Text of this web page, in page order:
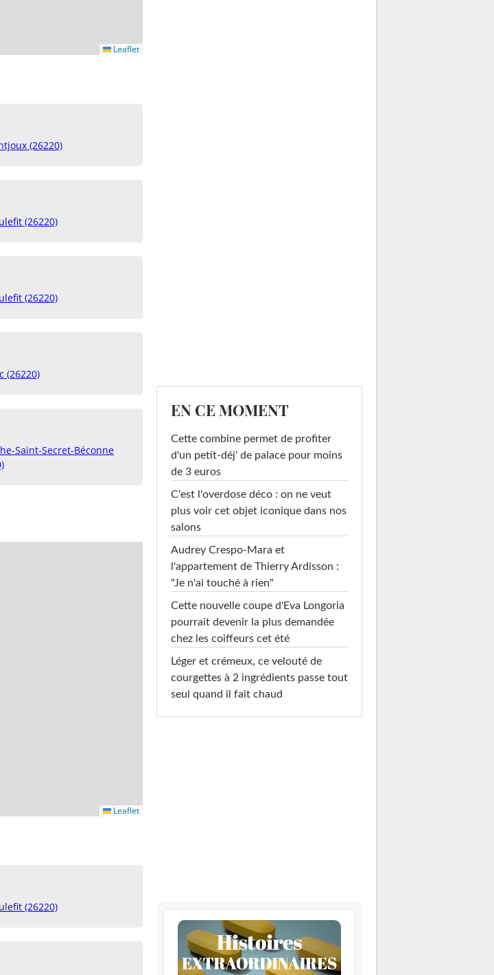
Leaflet
(26220)
(26220)
(26220)
(26220)
Saint-Secret-Béconne
Leaflet
(26220)
EN CE MOMENT
Cette combine permet de profiter
d'un petit-déj' de palace pour moins
de 3 euros
C'est l'overdose déco : on ne veut
plus voir cet objet iconique dans nos
salons
Audrey Crespo-Mara et
l'appartement de Thierry Ardisson :
"Je n'ai touché à rien"
Cette nouvelle coupe d'Eva Longoria
pourrait devenir la plus demandée
chez les coiffeurs cet été
Léger et crémeux, ce velouté de
courgettes à 2 ingrédients passe tout
seul quand il fait chaud